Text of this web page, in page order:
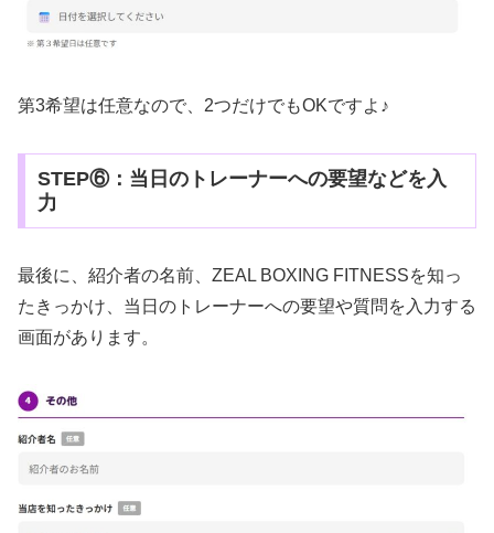
第3希望は任意なので、2つだけでもOKですよ♪
STEP⑥：当日のトレーナーへの要望などを入
力
最後に、紹介者の名前、ZEAL BOXING FITNESSを知っ
たきっかけ、当日のトレーナーへの要望や質問を入力する
画面があります。